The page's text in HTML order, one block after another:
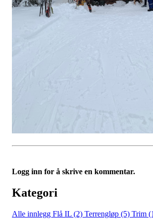
Logg inn for å skrive en kommentar.
Kategori
Alle innlegg Flå IL (2) Terrengløp (5) Trim